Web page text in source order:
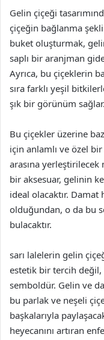
Gelin çiçeği
çiçeğin bağlanma
buket oluşturmak,
saplı bir aranjman
Ayrıca, bu çiçeklerin
sıra farklı yeşil
şık bir görünüm sağlar.
Bu çiçekler üzerine
için anlamlı ve özel
arasına yerleştirilecek
bir aksesuar, gelinin
ideal olacaktır.
olduğundan, o da bu
bulacaktır.
sarı lalelerin gelin
estetik bir tercih değil,
semboldür. Gelin ve
bu parlak ve neşeli
başkalarıyla
heyecanını artıran